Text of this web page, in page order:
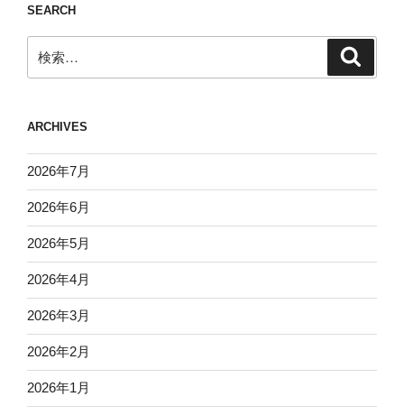
SEARCH
索:
ARCHIVES
2026年7月
2026年6月
2026年5月
2026年4月
2026年3月
2026年2月
2026年1月